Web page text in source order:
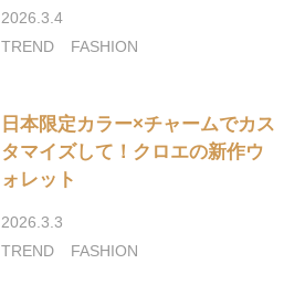
2026.3.4
TREND
FASHION
日本限定カラー×チャームでカス
タマイズして！クロエの新作ウ
ォレット
2026.3.3
TREND
FASHION